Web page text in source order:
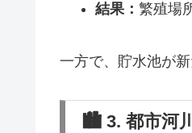
結果： 繁殖場
一方で、貯水池が
🏙️ 3. 都市河